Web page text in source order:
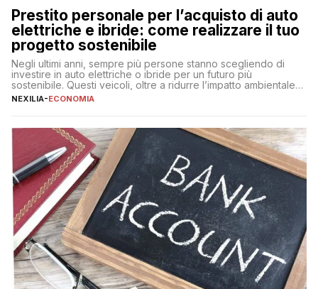
Prestito personale per l’acquisto di auto
elettriche e ibride: come realizzare il tuo
progetto sostenibile
Negli ultimi anni, sempre più persone stanno scegliendo di
investire in auto elettriche o ibride per un futuro più
sostenibile. Questi veicoli, oltre a ridurre l’impatto ambientale,
offrono vantaggi economici a lungo termine, come minori costi
fare se non […]
NEXILIA-ECONOMIA